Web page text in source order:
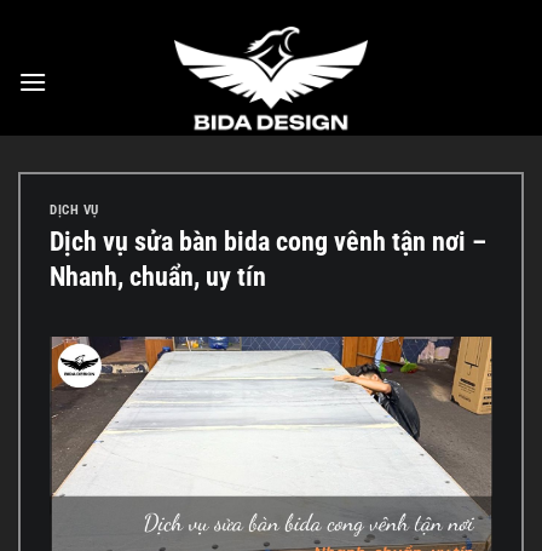
nội
DỊCH VỤ
Dịch vụ sửa bàn bida cong vênh tận nơi –
Nhanh, chuẩn, uy tín